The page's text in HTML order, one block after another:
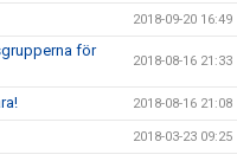
2018-09-20 16:49
för
2018-08-16 21:33
2018-08-16 21:08
2018-03-23 09:25